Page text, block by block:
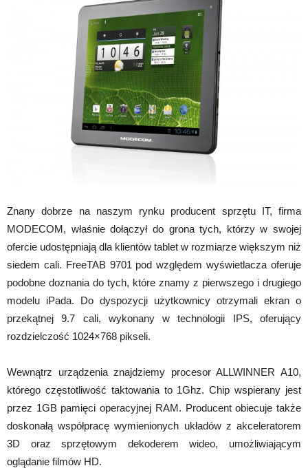
Znany dobrze na naszym rynku producent sprzętu IT, firma
MODECOM, właśnie dołączył do grona tych, którzy w swojej
ofercie udostępniają dla klientów tablet w rozmiarze większym niż
siedem cali. FreeTAB 9701 pod względem wyświetlacza oferuje
podobne doznania do tych, które znamy z pierwszego i drugiego
modelu iPada. Do dyspozycji użytkownicy otrzymali ekran o
przekątnej 9.7 cali, wykonany w technologii IPS, oferujący
rozdzielczość 1024×768 pikseli.
Wewnątrz urządzenia znajdziemy procesor ALLWINNER A10,
którego częstotliwość taktowania to 1Ghz. Chip wspierany jest
przez 1GB pamięci operacyjnej RAM. Producent obiecuje także
doskonałą współpracę wymienionych układów z akceleratorem
3D oraz sprzętowym dekoderem wideo, umożliwiającym
oglądanie filmów HD.